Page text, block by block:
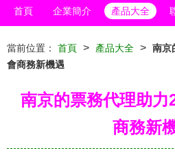
首頁 企業簡介 產品大全
當前位置： 首頁 > 產品大全 > 南京
會商務新機遇
南京的票務代理助力
商務新